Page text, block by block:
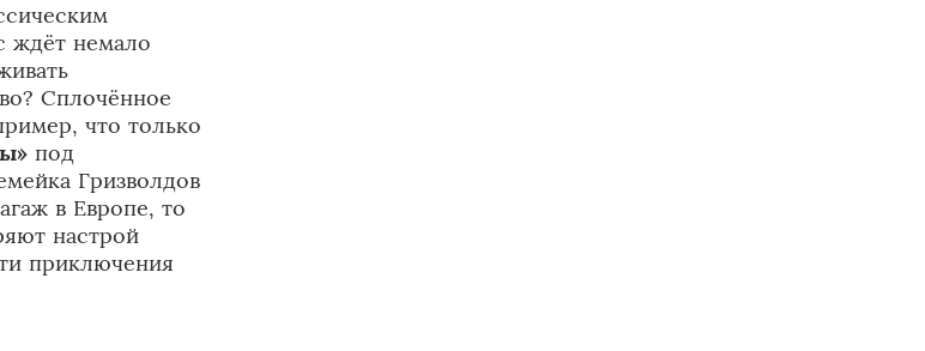
ждёт немало
Сплочённое
что только
под
Гризволдов
в Европе, то
настрой
приключения